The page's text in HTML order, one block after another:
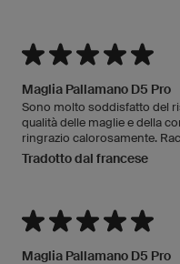
Maglia Pallamano D5 Pro
Sono molto soddisfatto del
qualità delle maglie e della
ringrazio calorosamente.
Tradotto dal francese
Maglia Pallamano D5 Pro